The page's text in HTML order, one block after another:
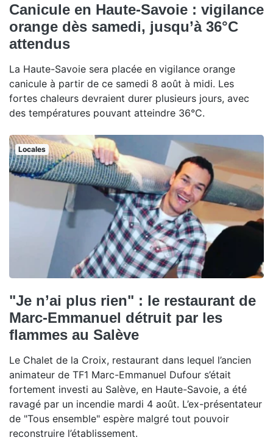
Canicule en Haute-Savoie : vigilance
orange dès samedi, jusqu’à 36°C
attendus
La Haute-Savoie sera placée en vigilance orange
canicule à partir de ce samedi 8 août à midi. Les
fortes chaleurs devraient durer plusieurs jours, avec
des températures pouvant atteindre 36°C.
Locales
"Je n’ai plus rien" : le restaurant de
Marc-Emmanuel détruit par les
flammes au Salève
Le Chalet de la Croix, restaurant dans lequel l’ancien
animateur de TF1 Marc-Emmanuel Dufour s’était
fortement investi au Salève, en Haute-Savoie, a été
ravagé par un incendie mardi 4 août. L’ex-présentateur
de "Tous ensemble" espère malgré tout pouvoir
reconstruire l’établissement.